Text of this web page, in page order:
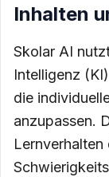
Inhalten
Skolar AI
Intelligenz
die
anzupassen.